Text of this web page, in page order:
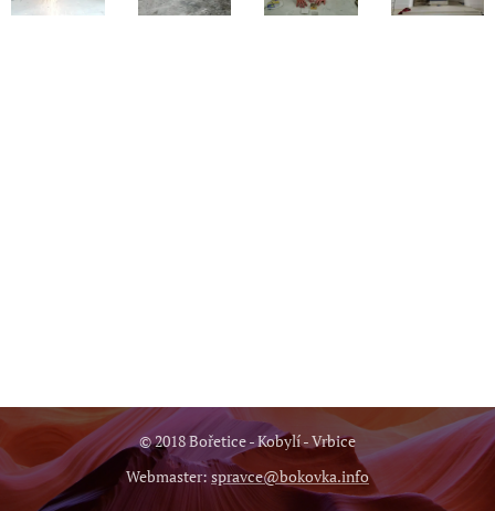
© 2018 Bořetice - Kobylí - Vrbice
Webmaster: spravce@bokovka.info